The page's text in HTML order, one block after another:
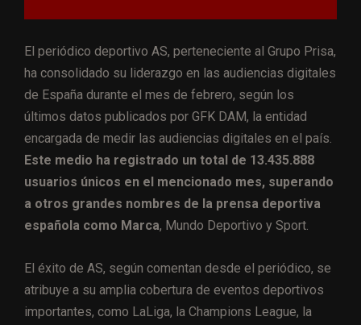
El periódico deportivo AS, perteneciente al Grupo Prisa,
ha consolidado su liderazgo en las audiencias digitales
de España durante el mes de febrero, según los
últimos datos publicados por GFK DAM, la entidad
encargada de medir las audiencias digitales en el país.
Este medio ha registrado un total de 13.435.888
usuarios únicos en el mencionado mes, superando
a otros grandes nombres de la prensa deportiva
española como Marca, Mundo Deportivo y Sport.
El éxito de AS, según comentan desde el periódico, se
atribuye a su amplia cobertura de eventos deportivos
importantes, como LaLiga, la Champions League, la